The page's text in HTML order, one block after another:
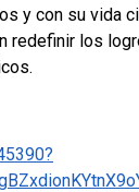
y con su vida
redefinir los